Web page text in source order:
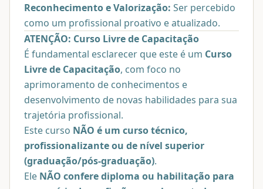
Reconhecimento e Valorização: Ser percebido
como um profissional proativo e atualizado.
ATENÇÃO: Curso Livre de Capacitação
É fundamental esclarecer que este é um Curso
Livre de Capacitação, com foco no
aprimoramento de conhecimentos e
desenvolvimento de novas habilidades para sua
trajetória profissional.
Este curso NÃO é um curso técnico,
profissionalizante ou de nível superior
(graduação/pós-graduação).
Ele NÃO confere diploma ou habilitação para